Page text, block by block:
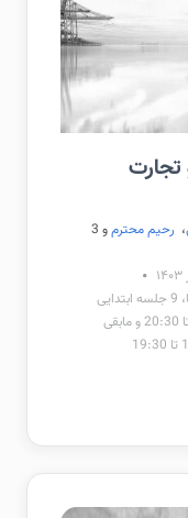
تجارت
، رحیم محترم و 3
یک‌شنبه‌ها و سه‌شنبه‌ها، 9 جلسه ابتدایی
کلاس از ساعت17:30 تا 20:30 و مابقی